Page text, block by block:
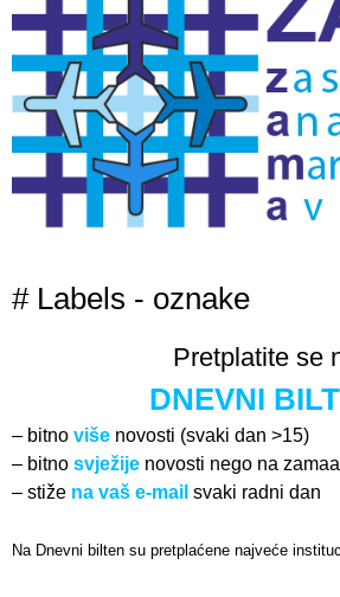
# Labels - oznake
Pretplatite se
DNEVNI
– bitno više novosti (svaki dan >15)
– bitno svježije novosti nego na
– stiže na vaš e-mail svaki radni dan
Na Dnevni bilten su pretplaćene najveće